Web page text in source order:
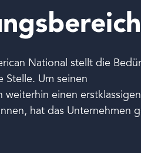
National stellt die
Stelle. Um seinen
weiterhin einen erstklassigen
hat das Unternehmen